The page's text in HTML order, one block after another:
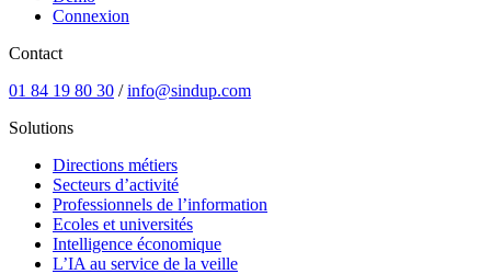
Connexion
Contact
01 84 19 80 30 /info@sindup.com
Solutions
Directions métiers
Secteurs d’activité
Professionnels de l’information
Ecoles et universités
Intelligence économique
L’IA au service de la veille